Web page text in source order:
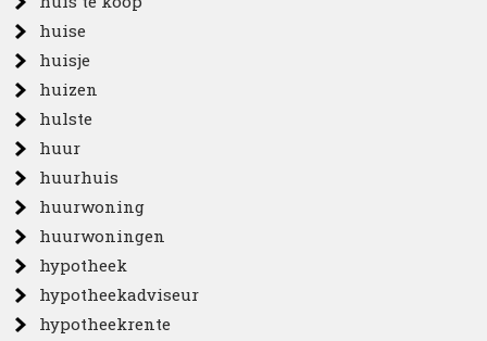
huise
huisje
huizen
hulste
huur
huurhuis
huurwoning
huurwoningen
hypotheek
hypotheekadviseur
hypotheekrente